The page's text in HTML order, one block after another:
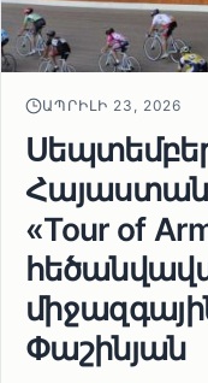
ԱՊՐԻԼԻ 23, 2026
«Tour of
Փաշինյան